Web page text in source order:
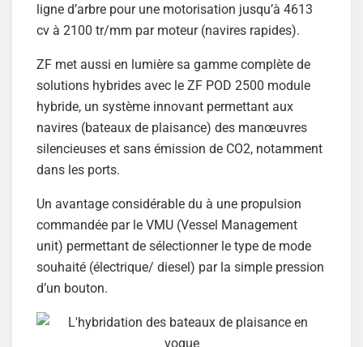
ligne d’arbre pour une motorisation jusqu’à 4613
cv à 2100 tr/mm par moteur (navires rapides).
ZF met aussi en lumière sa gamme complète de
solutions hybrides avec le ZF POD 2500 module
hybride, un système innovant permettant aux
navires (bateaux de plaisance) des manœuvres
silencieuses et sans émission de CO2, notamment
dans les ports.
Un avantage considérable du à une propulsion
commandée par le VMU (Vessel Management
unit) permettant de sélectionner le type de mode
souhaité (électrique/ diesel) par la simple pression
d’un bouton.